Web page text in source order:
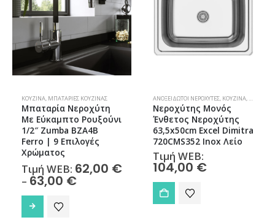
ΚΟΥΖΊΝΑ, ΜΠΑΤΑΡΊΕΣ ΚΟΥΖΊΝΑΣ
Μπαταρία Νεροχύτη
Με Εύκαμπτο Ρουξούνι
1/2″ Zumba BZA4B
Ferro | 9 Επιλογές
Χρώματος
Τιμή WEB: 62,00 €
– 63,00 €Price
Αυτό το προϊόν έχει πολλαπλές παραλλαγές. Οι επιλογές μπορούν να επιλεγούν στη σελίδα του προϊόντος
ΑΝΟΞΕΊΔΩΤΟΙ ΝΕΡΟΧΎΤΕΣ, ΚΟΥΖΊΝΑ,
Νεροχύτης Μονός
Ένθετος Νεροχύτης
63,5x50cm Excel Dimitra
720CMS352 Inox Λείο
Τιμή WEB:
104,00 €